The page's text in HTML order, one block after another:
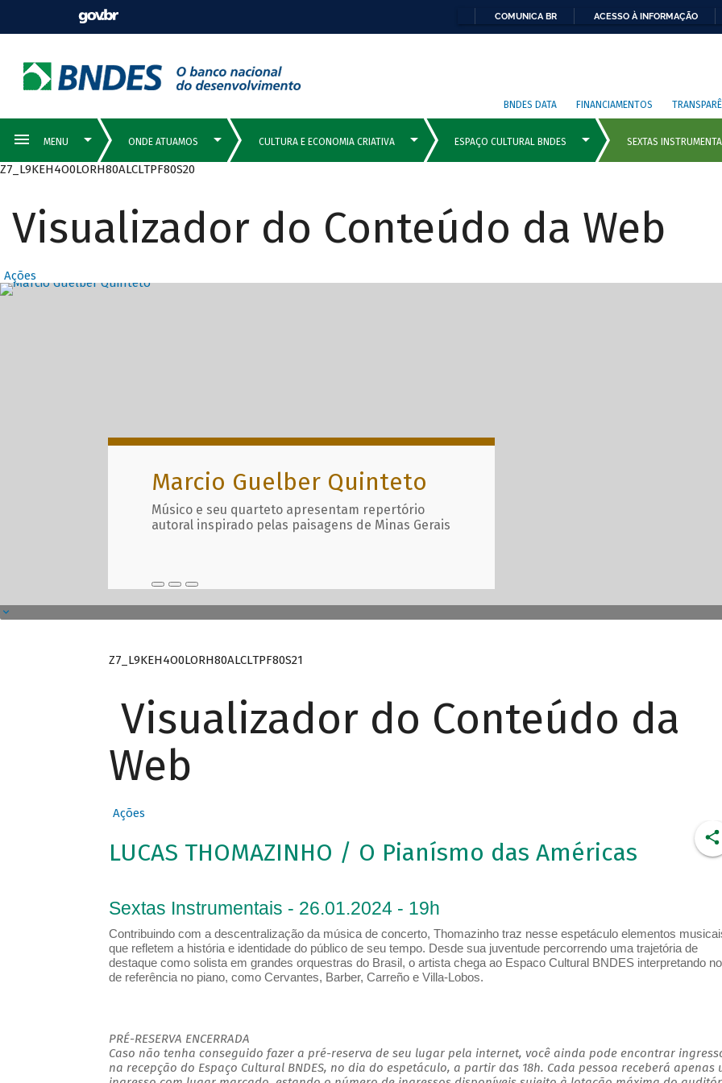
COMUNICA BR ACESSO À INFORMAÇÃO
BNDES DATA FINANCIAMENTOS
Z7_L9KEH4O0LORH80ALCLTPF80S20
Visualizador do Conteúdo da Web
Ações
Destaques Principais com
Marcio Guelber Quinteto
Músico e seu quarteto apresentam repertório
autoral inspirado pelas paisagens de Minas Gerais
Z7_L9KEH4O0LORH80ALCLTPF80S21
Visualizador do Conteúdo da
Web
Ações
LUCAS THOMAZINHO / O Pianísmo das Américas
Sextas Instrumentais - 26.01.2024 - 19h
Contribuindo com a descentralização da música de concerto, Thomazinho traz nesse espetáculo elementos
que refletem a história e identidade do público de seu tempo. Desde sua juventude percorrendo uma trajetória de
destaque como solista em grandes orquestras do Brasil, o artista chega ao Espaco Cultural BNDES interpretando
de referência no piano, como Cervantes, Barber, Carreño e Villa-Lobos.
PRÉ-RESERVA ENCERRADA
Caso não tenha conseguido fazer a pré-reserva de seu lugar pela internet, você ainda pode encontrar
na recepção do Espaço Cultural BNDES, no dia do espetáculo, a partir das 18h. Cada pessoa receberá apenas